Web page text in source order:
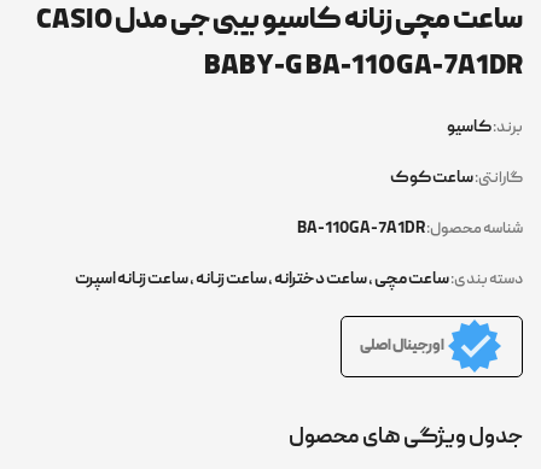
ساعت مچی زنانه کاسیو بیبی جی مدل CASIO
BABY-G BA-110GA-7A1DR
برند:کاسیو
گارانتی:ساعت کوک
شناسه محصول:
دسته بندی:ساعت مچی,ساعت دخترانه,ساعت زنانه,ساعت زنانه اسپرت
اورجینال اصلی
جدول ویژگی های محصول